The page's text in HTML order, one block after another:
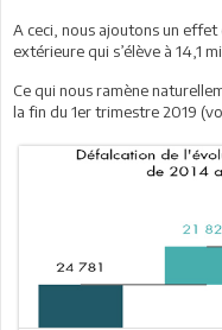
A ceci, nous ajoutons un
extérieure qui s’élève à 14,1
Ce qui nous ramène
la fin du 1er trimestre 2019